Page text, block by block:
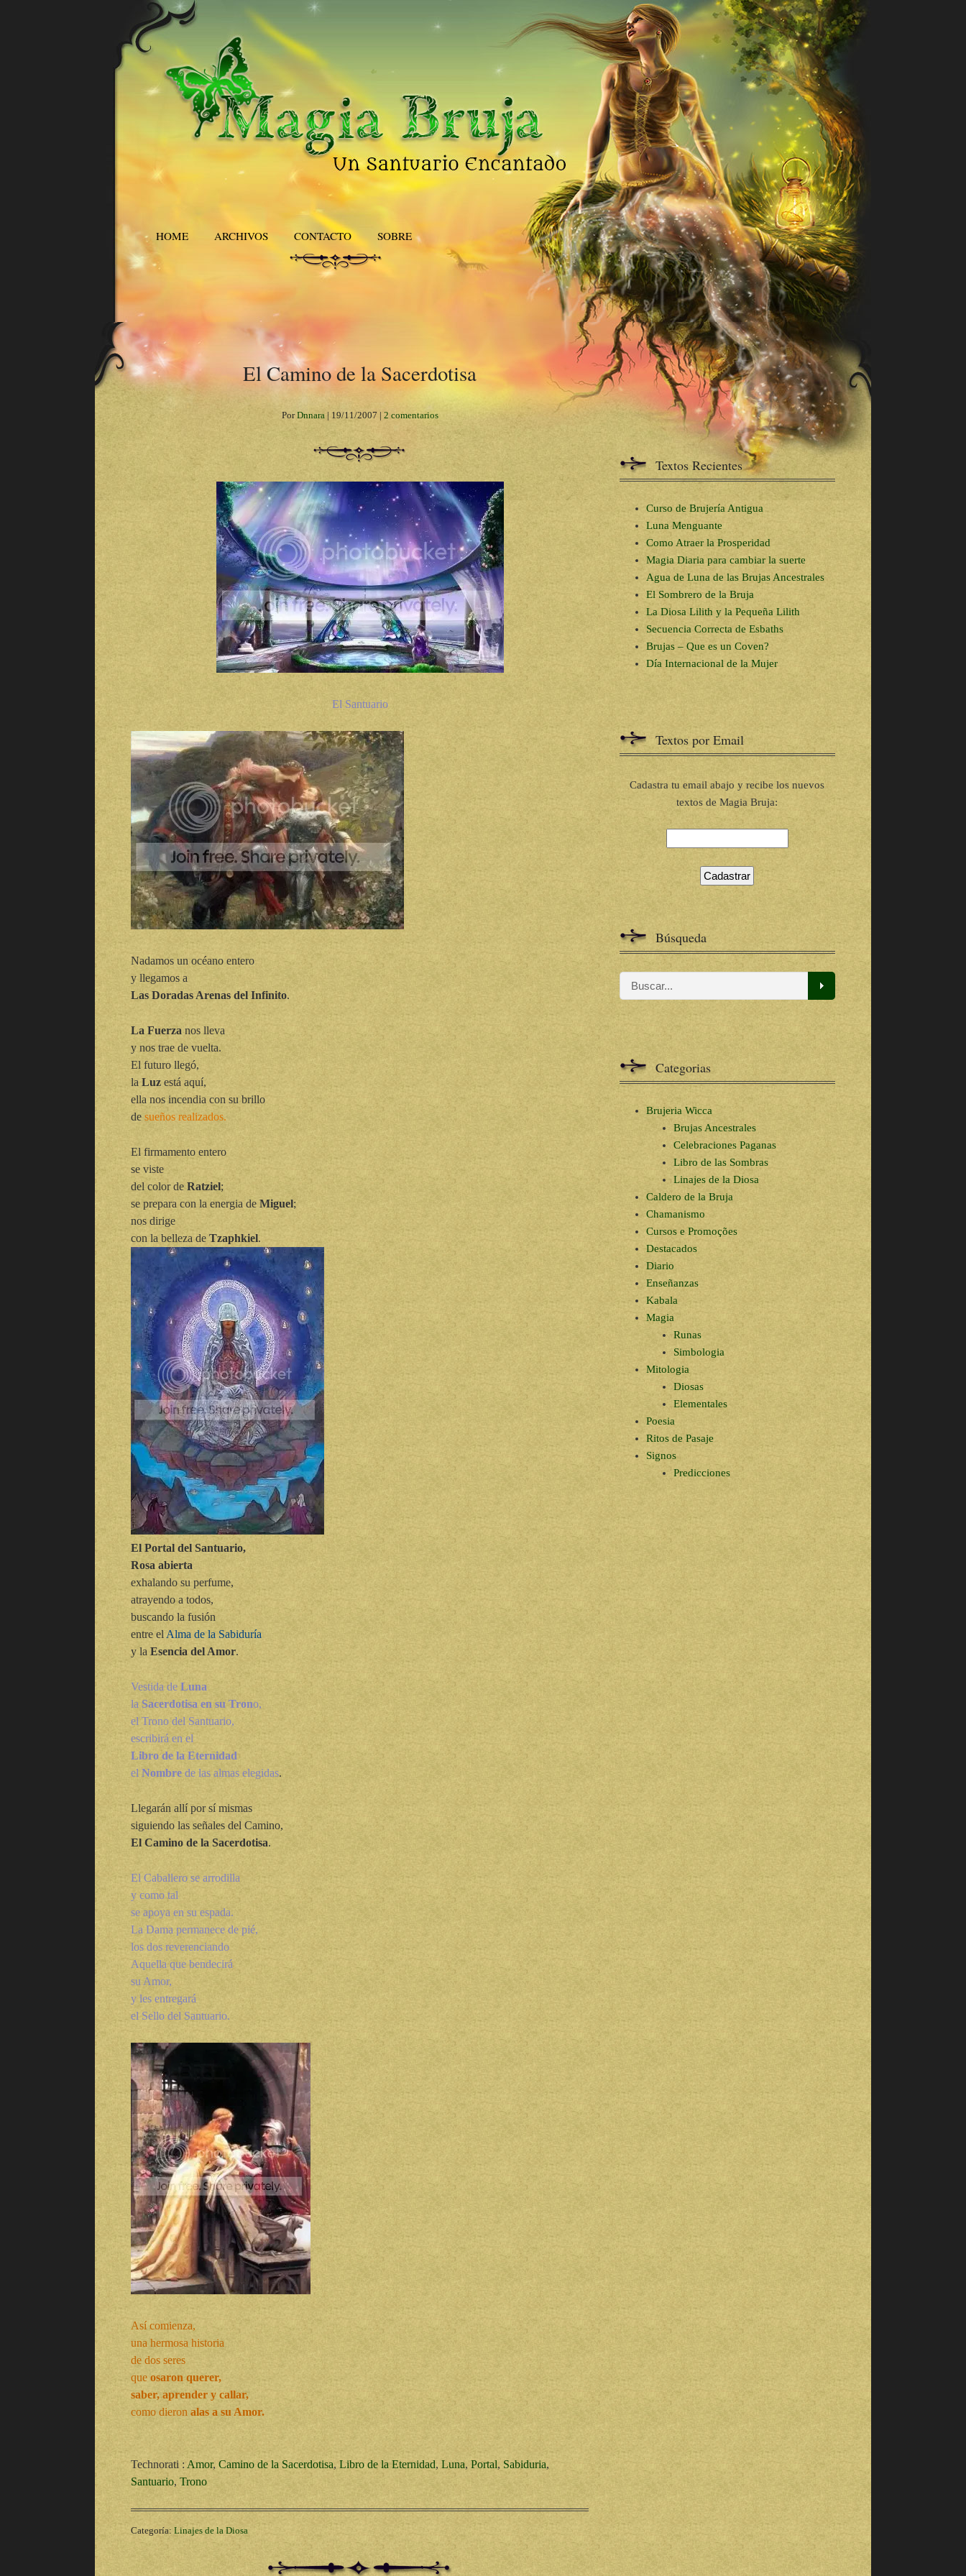
HOME ARCHIVOS CONTACTO SOBRE
El Camino de la Sacerdotisa
PorDnnara| 19/11/2007 | 2 comentarios
El Santuario
Nadamos un océano entero
y llegamos a
Las Doradas Arenas del Infinito.
La Fuerza nos lleva
y nos trae de vuelta.
El futuro llegó,
la Luz está aquí,
ella nos incendia con su brillo
de sueños realizados.
El firmamento entero
se viste
del color de Ratziel;
se prepara con la energia de Miguel;
nos dirige
con la belleza de Tzaphkiel.
El Portal del Santuario,
Rosa abierta
exhalando su perfume,
atrayendo a todos,
buscando la fusión
entre el Alma de la Sabiduría
y la Esencia del Amor.
Vestida de Luna
la Sacerdotisa en su Trono,
el Trono del Santuario,
escribirá en el
Libro de la Eternidad
el Nombre de las almas elegidas.
Llegarán allí por sí mismas
siguiendo las señales del Camino,
El Camino de la Sacerdotisa.
El Caballero se arrodilla
y como tal
se apoya en su espada.
La Dama permanece de pié,
los dos reverenciando
Aquella que bendecirá
su Amor,
y les entregará
el Sello del Santuario.
Así comienza,
una hermosa historia
de dos seres
que osaron querer,
saber, aprender y callar,
como dieron alas a su Amor.
Technorati : Amor, Camino de la Sacerdotisa, Libro de la Eternidad, Luna, Portal, Sabiduria,
Santuario, Trono
Categoría: Linajes de la Diosa
Textos Recientes
Curso de Brujería Antigua
Luna Menguante
Como Atraer la Prosperidad
Magia Diaria para cambiar la suerte
Agua de Luna de las Brujas Ancestrales
El Sombrero de la Bruja
La Diosa Lilith y la Pequeña Lilith
Secuencia Correcta de Esbaths
Brujas – Que es un Coven?
Día Internacional de la Mujer
Textos por Email
Cadastra tu email abajo y recibe los nuevos
textos de Magia Bruja:
Búsqueda
Categorias
Brujeria Wicca
Brujas Ancestrales
Celebraciones Paganas
Libro de las Sombras
Linajes de la Diosa
Caldero de la Bruja
Chamanismo
Cursos e Promoções
Destacados
Diario
Enseñanzas
Kabala
Magia
Runas
Simbologia
Mitologia
Diosas
Elementales
Poesia
Ritos de Pasaje
Signos
Predicciones